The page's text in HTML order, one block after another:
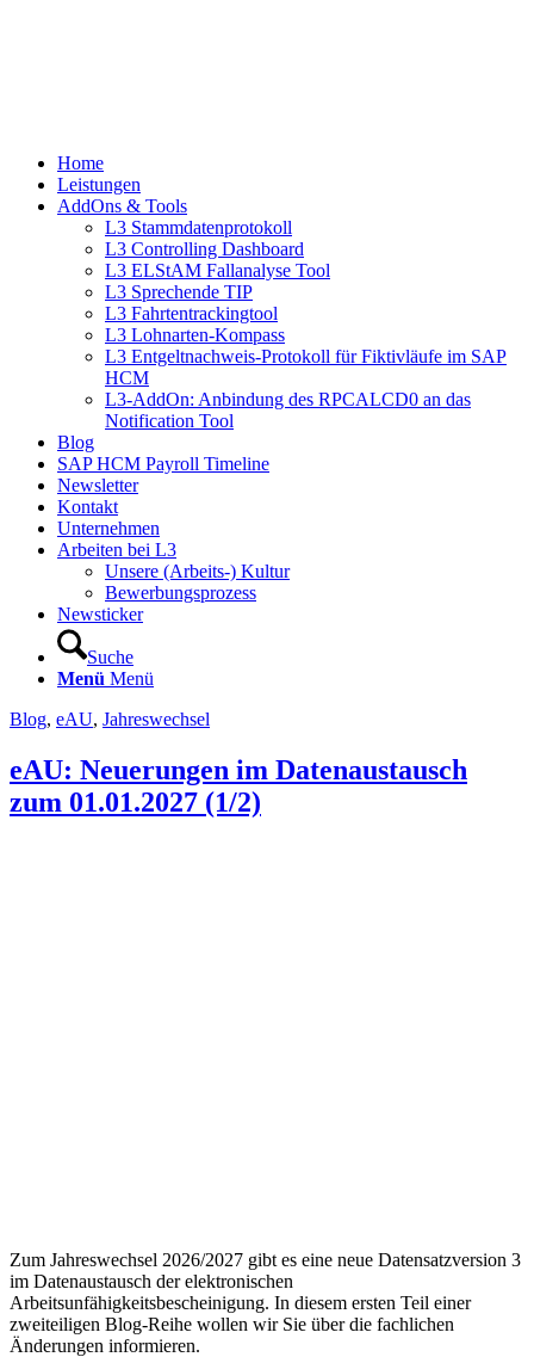
Home
Leistungen
AddOns & Tools
L3 Stammdatenprotokoll
L3 Controlling Dashboard
L3 ELStAM Fallanalyse Tool
L3 Sprechende TIP
L3 Fahrtentrackingtool
L3 Lohnarten-Kompass
L3 Entgeltnachweis-Protokoll für Fiktivläufe im SAP
HCM
L3-AddOn: Anbindung des RPCALCD0 an das
Notification Tool
Blog
SAP HCM Payroll Timeline
Newsletter
Kontakt
Unternehmen
Arbeiten bei L3
Unsere (Arbeits-) Kultur
Bewerbungsprozess
Newsticker
Suche
Menü Menü
Blog, eAU, Jahreswechsel
eAU: Neuerungen im Datenaustausch
zum 01.01.2027 (1/2)
Zum Jahreswechsel 2026/2027 gibt es eine neue Datensatzversion 3
im Datenaustausch der elektronischen
Arbeitsunfähigkeitsbescheinigung. In diesem ersten Teil einer
zweiteiligen Blog-Reihe wollen wir Sie über die fachlichen
Änderungen informieren.